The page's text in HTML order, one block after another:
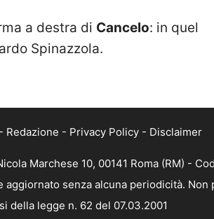
a destra di Cancelo: in quel
Spinazzola.
- Redazione - Privacy Policy - Disclaimer
Marchese 10, 00141 Roma (RM) -
senza alcuna periodicità.
della legge n. 62 del 07.03.2001